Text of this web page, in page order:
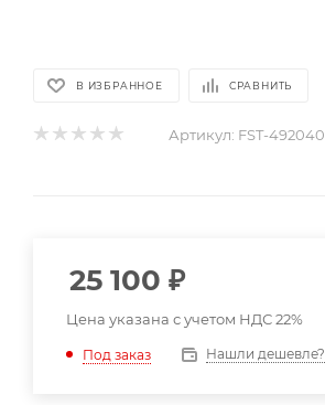
В ИЗБРАННОЕ СРАВНИТЬ
Артикул: FST-492040
25 100 ₽
Цена указана с учетом НДС 22%
Под заказ Нашли дешевле?